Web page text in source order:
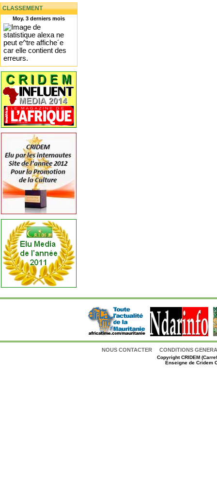
CLASSEMENT
Moy. 3 derniers mois
NOUS CONTACTER CONDITIONS
CopyrightCRIDEM
Enseigne de Cridem